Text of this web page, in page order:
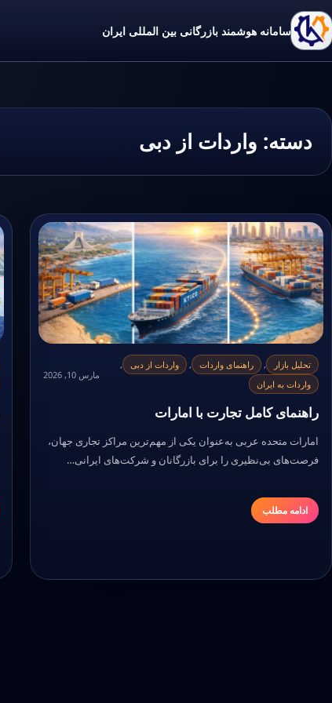
سامانه هوشمند بازرگانی بین المللی ایران
دسته: واردات از دبی
تحلیل بازار , راهنمای واردات , واردات از دبی
,
واردات به ایران
مارس 10, 2026
راهنمای کامل تجارت با امارات
امارات متحده عربی به‌عنوان یکی از مهم‌ترین مراکز تجاری جهان،
فرصت‌های بی‌نظیری را برای بازرگانان و شرکت‌های ایرانی…
ادامه مطلب